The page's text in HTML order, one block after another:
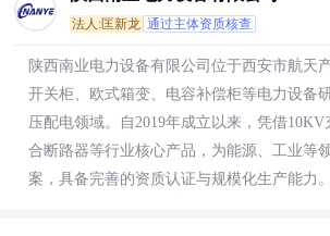
法人:匡新龙 通过主体资质核查
陕西南业电力设备有限公司位于西安市航天
开关柜、欧式箱变、电容补偿柜等电力设备
压配电领域。自2019年成立以来，凭借
合断路器等行业核心产品，为能源、工业等
案，具备完善的资质认证与规模化生产能力。